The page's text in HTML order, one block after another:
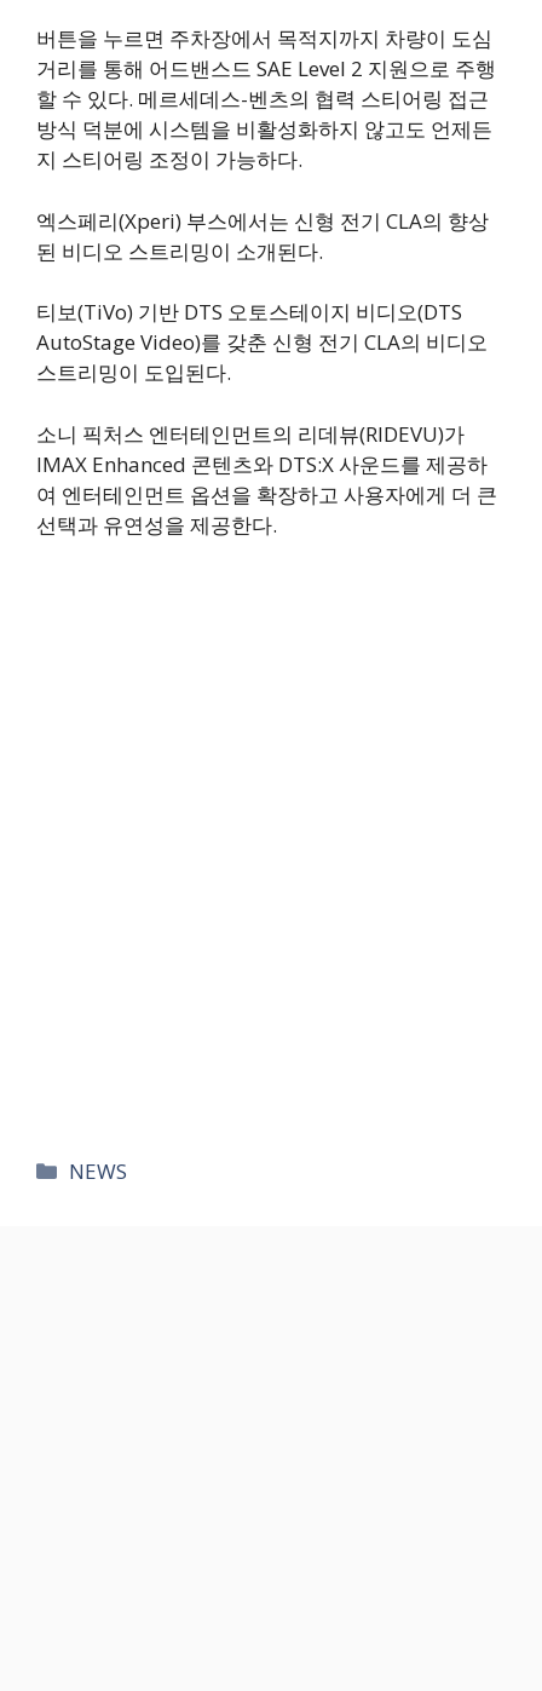
버튼을 누르면 주차장에서 목적지까지 차량이 도심
거리를 통해 어드밴스드 SAE Level 2 지원으로 주행
할 수 있다. 메르세데스-벤츠의 협력 스티어링 접근
방식 덕분에 시스템을 비활성화하지 않고도 언제든
지 스티어링 조정이 가능하다.
엑스페리(Xperi) 부스에서는 신형 전기 CLA의 향상
된 비디오 스트리밍이 소개된다.
티보(TiVo) 기반 DTS 오토스테이지 비디오(DTS
AutoStage Video)를 갖춘 신형 전기 CLA의 비디오
스트리밍이 도입된다.
소니 픽처스 엔터테인먼트의 리데뷰(RIDEVU)가
IMAX Enhanced 콘텐츠와 DTS:X 사운드를 제공하
여 엔터테인먼트 옵션을 확장하고 사용자에게 더 큰
선택과 유연성을 제공한다.
카
NEWS